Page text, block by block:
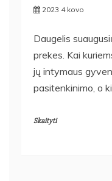
2023 4 kovo
Daugelis
prekes. Kai
jų intymaus
pasitenkinimo, o
Skaityti